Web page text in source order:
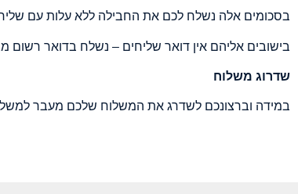
בסכומים אלה נשלח לכם את החבילה ללא עלות עם
בישובים אליהם אין דואר שליחים – נשלח בדואר רשום
שדרוג משלוח
במידה וברצונכם לשדרג את המשלוח שלכם מעבר